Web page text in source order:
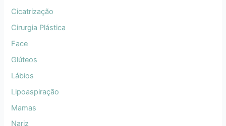
Cicatrização
Cirurgia Plástica
Face
Glúteos
Lábios
Lipoaspiração
Mamas
Nariz